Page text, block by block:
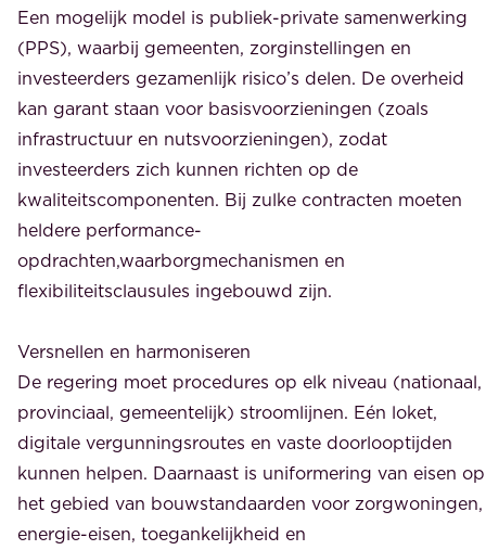
Een mogelijk model is publiek-private samenwerking
(PPS), waarbij gemeenten, zorginstellingen en
investeerders gezamenlijk risico’s delen. De overheid
kan garant staan voor basisvoorzieningen (zoals
infrastructuur en nutsvoorzieningen), zodat
investeerders zich kunnen richten op de
kwaliteitscomponenten. Bij zulke contracten moeten
heldere performance-
opdrachten,waarborgmechanismen en
flexibiliteitsclausules ingebouwd zijn.
Versnellen en harmoniseren
De regering moet procedures op elk niveau (nationaal,
provinciaal, gemeentelijk) stroomlijnen. Eén loket,
digitale vergunningsroutes en vaste doorlooptijden
kunnen helpen. Daarnaast is uniformering van eisen op
het gebied van bouwstandaarden voor zorgwoningen,
energie-eisen, toegankelijkheid en